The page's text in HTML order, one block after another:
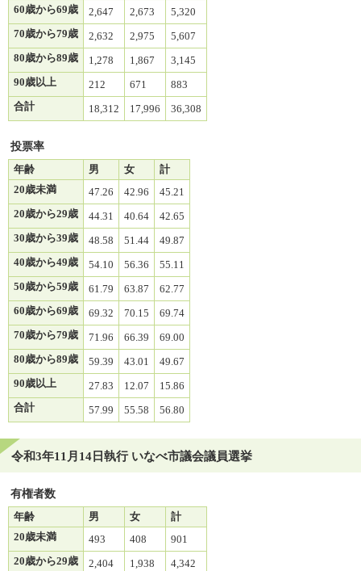
60歳から69歳
2,647 2,673
5,320
70歳から79歳
2,632 2,975
5,607
80歳から89歳
1,278 1,867
3,145
90歳以上
212 671
883
合計
18,312 17,996 36,308
投票率
年齢
男 女
計
20歳未満
47.26 42.96
45.21
20歳から29歳
44.31 40.64
42.65
30歳から39歳
48.58 51.44
49.87
40歳から49歳
54.10 56.36
55.11
50歳から59歳
61.79 63.87
62.77
60歳から69歳
69.32 70.15
69.74
70歳から79歳
71.96 66.39
69.00
80歳から89歳
59.39 43.01
49.67
90歳以上
27.83 12.07
15.86
合計
57.99 55.58 56.80
令和3年11月14日執行 いなべ市議会議員選挙
有権者数
年齢
男 女
計
20歳未満
493 408
901
20歳から29歳
2,404 1,938
4,342